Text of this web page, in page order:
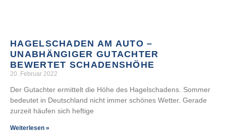
HAGELSCHADEN AM AUTO –
UNABHÄNGIGER GUTACHTER
BEWERTET SCHADENSHÖHE
20. Februar 2022
Der Gutachter ermittelt die Höhe des Hagelschadens. Sommer
bedeutet in Deutschland nicht immer schönes Wetter. Gerade
zurzeit häufen sich heftige
Weiterlesen »